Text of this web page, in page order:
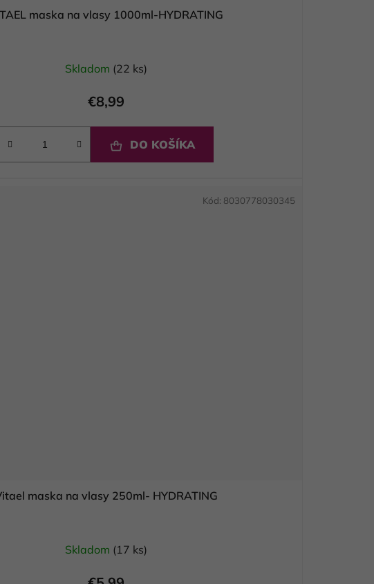
maska na vlasy 1000ml-HYDRATING
Skladom (22 ks)
€8,99
DO KOŠÍKA
maska na vlasy 250ml- HYDRATING
Skladom (17 ks)
Kód: 8030778030345